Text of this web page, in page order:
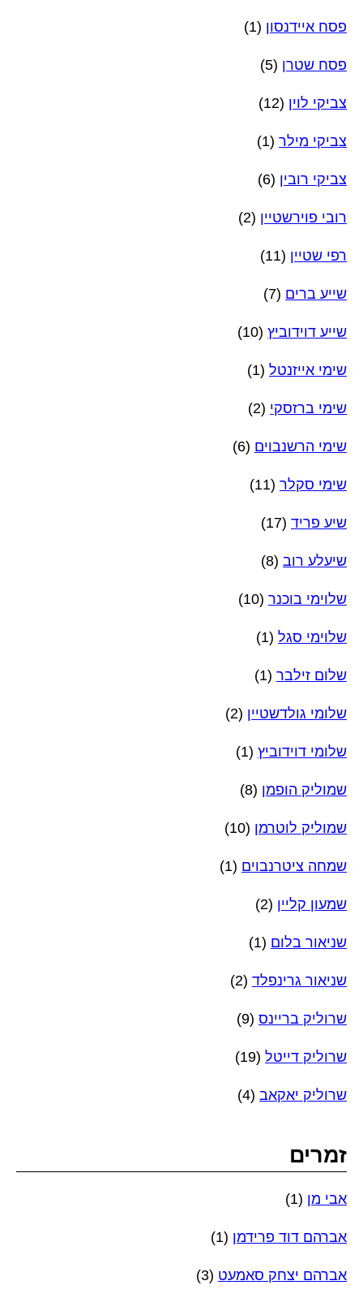
פסח איידנסון (1)
פסח שטרן (5)
צביקי לוין (12)
צביקי מילר (1)
צביקי רובין (6)
רובי פוירשטיין (2)
רפי שטיין (11)
שייע ברים (7)
שייע דוידוביץ (10)
שימי אייזנטל (1)
שימי ברזסקי (2)
שימי הרשנבוים (6)
שימי סקלר (11)
שיע פריד (17)
שיעלע רוב (8)
שלוימי בוכנר (10)
שלוימי סגל (1)
שלום זילבר (1)
שלומי גולדשטיין (2)
שלומי דוידוביץ (1)
שמוליק הופמן (8)
שמוליק לוטרמן (10)
שמחה ציטרנבוים (1)
שמעון קליין (2)
שניאור בלום (1)
שניאור גרינפלד (2)
שרוליק בריינס (9)
שרוליק דייטל (19)
שרוליק יאקאב (4)
זמרים
אבי מן (1)
אברהם דוד פרידמן (1)
אברהם יצחק סאמעט (3)